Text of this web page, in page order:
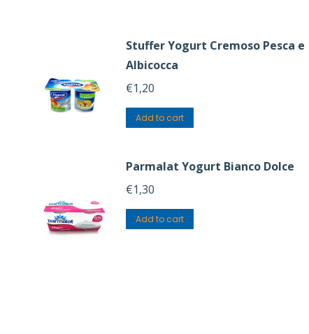
Stuffer Yogurt Cremoso Pesca e
Albicocca
€1,20
Add to cart
Parmalat Yogurt Bianco Dolce
€1,30
Add to cart